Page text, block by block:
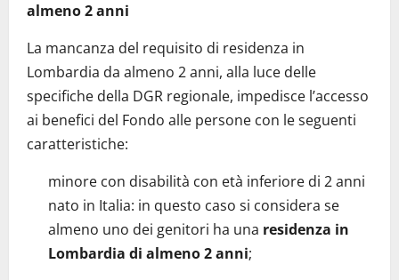
almeno 2 anni
La mancanza del requisito di residenza in
Lombardia da almeno 2 anni, alla luce delle
specifiche della DGR regionale, impedisce l’accesso
ai benefici del Fondo alle persone con le seguenti
caratteristiche:
minore con disabilità con età inferiore di 2 anni
nato in Italia: in questo caso si considera se
almeno uno dei genitori ha una residenza in
Lombardia di almeno 2 anni;